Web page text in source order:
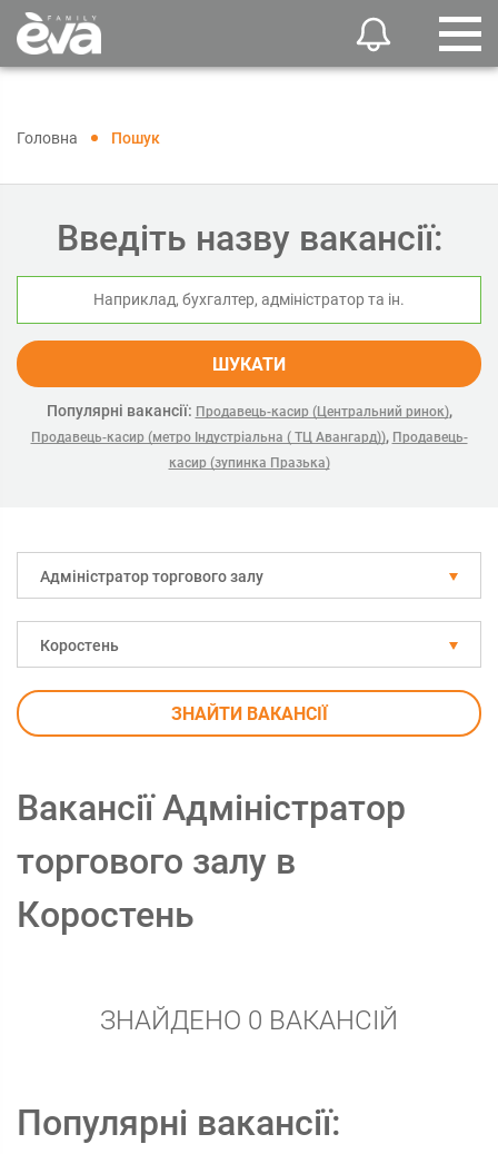
Головна Пошук
Введіть назву вакансії:
ШУКАТИ
Популярні вакансії: Продавець-касир (Центральний ринок),
Продавець-касир (метро Індустріальна ( ТЦ Авангард)), Продавець-
касир (зупинка Празька)
Адміністратор торгового залу
Коростень
ЗНАЙТИ ВАКАНСІЇ
Вакансії Адміністратор
торгового залу в
Коростень
ЗНАЙДЕНО 0 ВАКАНСІЙ
Популярні вакансії: